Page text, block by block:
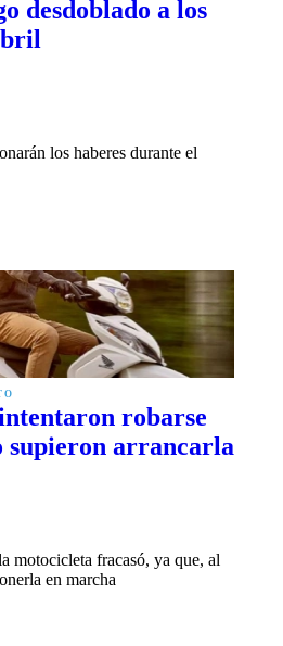
desdoblado a los
los haberes durante el
robarse
supieron arrancarla
motocicleta fracasó, ya que, al
en marcha